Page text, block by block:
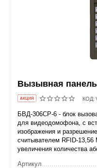
Вызывная
AКЦИЯ КОД:
БВД-306CP-6 - блок
для видеодомофона, с
изображения и
считывателем RFID-
увеличения количества
Артикул